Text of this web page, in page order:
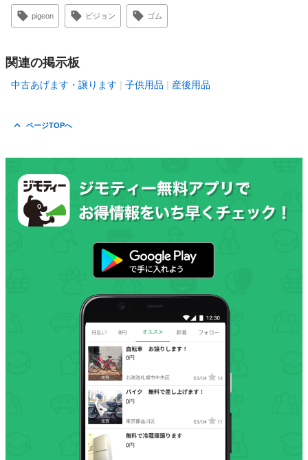
pigeon ピジョン ゴム
関連の掲示板
中古あげます・譲ります 子供用品 産後用品
ページTOPへ